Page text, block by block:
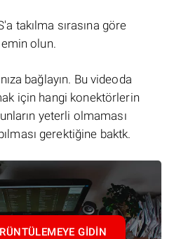
takılma sırasına göre
olun.
bağlayın. Bu videoda
için hangi konektörlerin
yeterli olmaması
gerektiğine baktk.
GIDIN